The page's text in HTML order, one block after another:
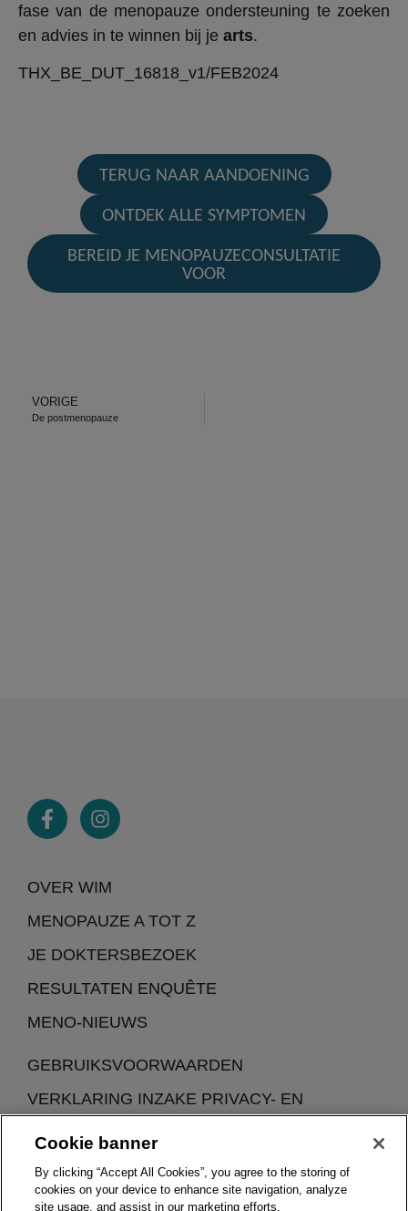
fase van de menopauze ondersteuning te zoeken
en advies in te winnen bij je arts.
THX_BE_DUT_16818_v1/FEB2024
TERUG NAAR AANDOENING
ONTDEK ALLE SYMPTOMEN
BEREID JE MENOPAUZECONSULTATIE
VOOR
VORIGE
De postmenopauze
OVER WIM
MENOPAUZE A TOT Z
JE DOKTERSBEZOEK
RESULTATEN ENQUÊTE
MENO-NIEUWS
GEBRUIKSVOORWAARDEN
VERKLARING INZAKE PRIVACY- EN
Cookie banner
By clicking “Accept All Cookies”, you agree to the storing of
cookies on your device to enhance site navigation, analyze
site usage, and assist in our marketing efforts.